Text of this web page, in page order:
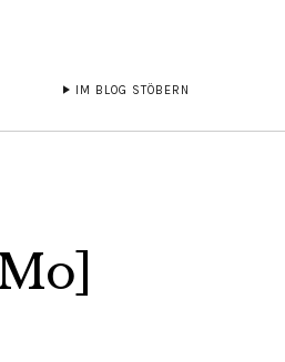
IM BLOG STÖBERN